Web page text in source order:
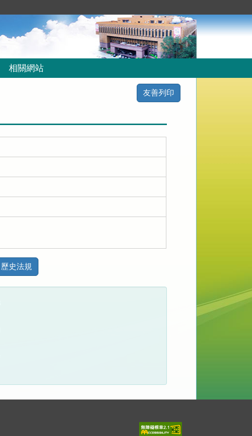
相關網站
友善列印
歷史法規